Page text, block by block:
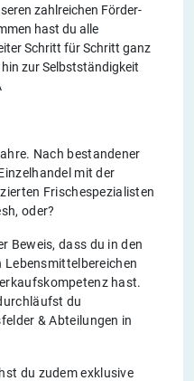
zahlreichen Förder-
hast du alle
Schritt für Schritt ganz
zur Selbstständigkeit
Nach bestandener
mit der
Frischespezialisten
oder?
Beweis, dass du in den
hast.
du
& Abteilungen in
du zudem exklusive